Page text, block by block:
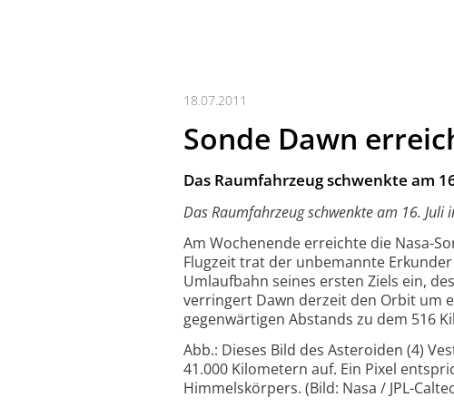
18.07.2011
Sonde Dawn
Das Raumfahrzeug schwenkte am
Das Raumfahrzeug schwenkte am 16.
Am Wochenende erreichte die Nasa-
Flugzeit trat der unbemannte
Umlaufbahn seines ersten Ziels ein,
verringert Dawn derzeit den Orbit um
gegenwärtigen Abstands zu dem 516
Abb.: Dieses Bild des Asteroiden (4)
41.000 Kilometern auf. Ein Pixel
Himmelskörpers. (Bild: Nasa / JPL-